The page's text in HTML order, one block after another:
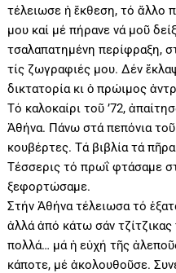
τέλειωσε ἡ ἔκθεση, τό ἄλλο
μου καί μέ πήρανε νά μοῦ
τσαλαπατημένη περίφραξη,
τίς ζωγραφιές μου. Δέν
δικτατορία κι ὁ πρώιμος
Τό καλοκαίρι τοῦ ’72,
Ἀθήνα. Πάνω στά πεπόνια
κουβέρτες. Τά βιβλία τά
Τέσσερις τό πρωΐ φτάσαμε
ξεφορτώσαμε.
Στήν Ἀθήνα τέλειωσα τό
ἀλλά ἀπό κάτω σάν τζίτζικας
πολλά… μά ἡ εὐχή τῆς
κάποτε, μέ ἀκολουθοῦσε.